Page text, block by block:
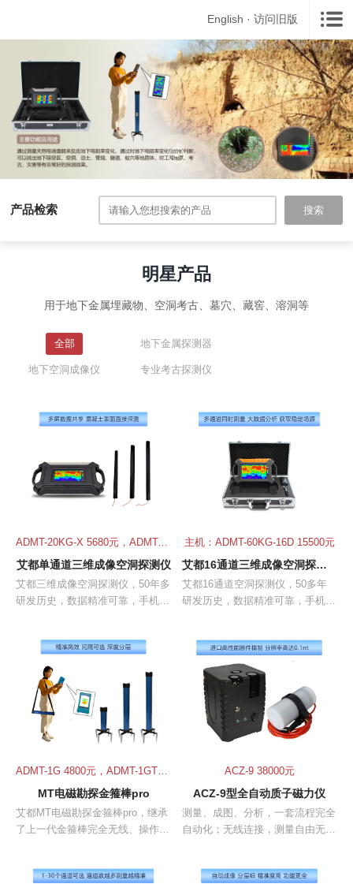
English · 访问旧版
产品检索 搜索
明星产品
用于地下金属埋藏物、空洞考古、墓穴、藏窖、溶洞等
全部
地下空洞成像仪
地下金属探测器
专业考古探测仪
ADMT-20KG-X 5680元，ADMT-100KG-X 6680元
艾都单通道三维成像空洞探测仪
艾都三维成像空洞探测仪，50年多
研发历史，数据精准可靠，手机或
操作简单方便，比传统测量快3-6
主机：ADMT-60KG-16D 15500元
艾都16通道三维成像空洞探测仪
艾都16通道空洞探测仪，50多年
研发历史，数据精准可靠，手机或
操作简单方便，比传统测量快3-6
MT电磁勘探金箍棒pro
艾都MT电磁勘探金箍棒pro，继承
了上一代金箍棒完全无线、操作简
量、深度分层、数据处理、2D/3D/
ACZ-9 38000元
ACZ-9型全自动质子磁力仪
测量、成图、分析，一套流程完全
自动化；无线连接，测量自由无限
整，分辨率达到0.1nt，定位精度